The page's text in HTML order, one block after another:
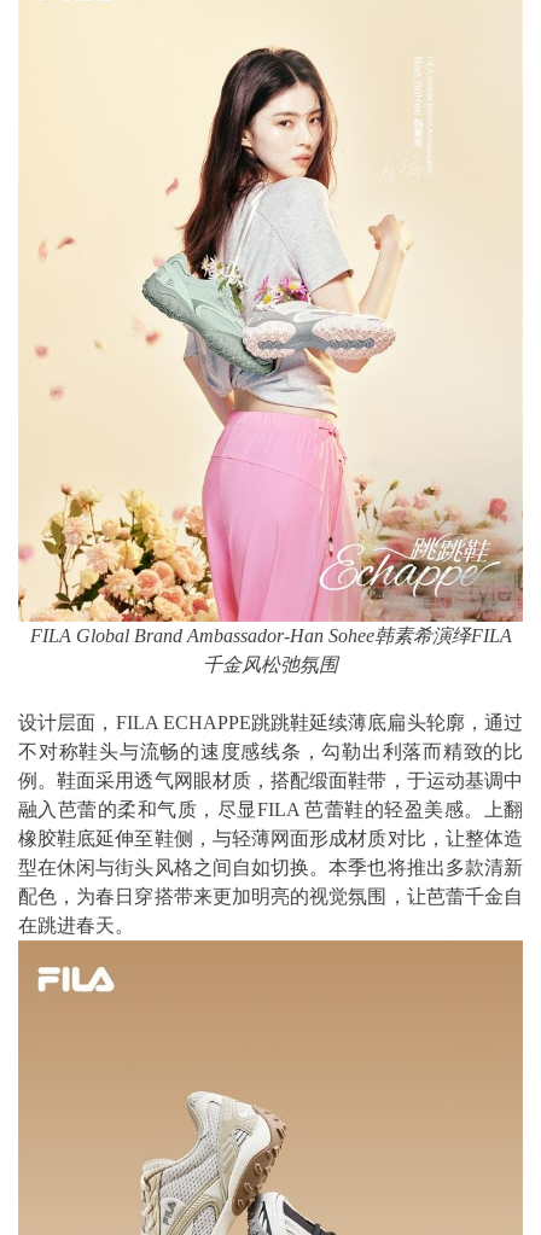
FILA Global Brand Ambassador-Han Sohee韩素希演绎FILA
千金风松弛氛围
设计层面，FILA ECHAPPE跳跳鞋延续薄底扁头轮廓，通过
不对称鞋头与流畅的速度感线条，勾勒出利落而精致的比
例。鞋面采用透气网眼材质，搭配缎面鞋带，于运动基调中
融入芭蕾的柔和气质，尽显FILA 芭蕾鞋的轻盈美感。上翻
橡胶鞋底延伸至鞋侧，与轻薄网面形成材质对比，让整体造
型在休闲与街头风格之间自如切换。本季也将推出多款清新
配色，为春日穿搭带来更加明亮的视觉氛围，让芭蕾千金自
在跳进春天。